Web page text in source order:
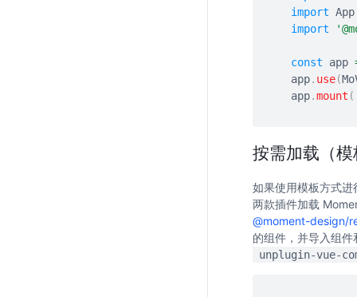
import
import
const app
app. use(
app.mount (
按需加载（
如果使用模板方式
两款插件加载
@moment-design/
的组件，并导入组
unplugin-vue-